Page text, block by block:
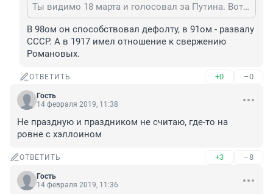
Ты видимо 18 марта и голосовал за Путина. Вот такие и способствуют развалу экономики России.
В 98ом он способствовал дефолту, в 91ом - развалу
СССР. А в 1917 имел отношение к свержению
Романовых.
ОТВЕТИТЬ +0 –0
Гость
14 февраля 2019, 11:38
Не праздную и праздником не считаю, где-то на
ровне с хэллоином
ОТВЕТИТЬ +3 –8
Гость
14 февраля 2019, 11:36